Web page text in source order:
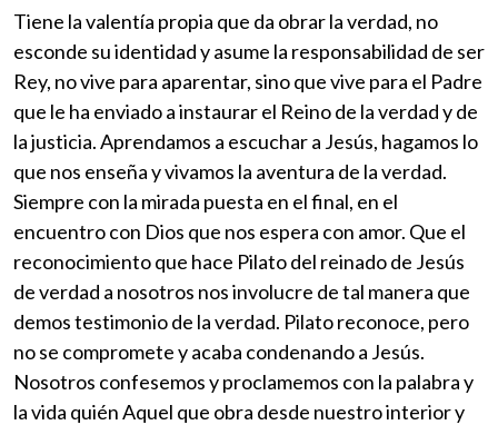
Tiene la valentía propia que da obrar la verdad, no
esconde su identidad y asume la responsabilidad de ser
Rey, no vive para aparentar, sino que vive para el Padre
que le ha enviado a instaurar el Reino de la verdad y de
la justicia. Aprendamos a escuchar a Jesús, hagamos lo
que nos enseña y vivamos la aventura de la verdad.
Siempre con la mirada puesta en el final, en el
encuentro con Dios que nos espera con amor. Que el
reconocimiento que hace Pilato del reinado de Jesús
de verdad a nosotros nos involucre de tal manera que
demos testimonio de la verdad. Pilato reconoce, pero
no se compromete y acaba condenando a Jesús.
Nosotros confesemos y proclamemos con la palabra y
la vida quién Aquel que obra desde nuestro interior y